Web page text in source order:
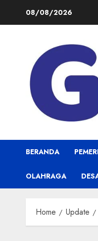
08/08/2026
BERANDA
OLAHRAGA
Home Update